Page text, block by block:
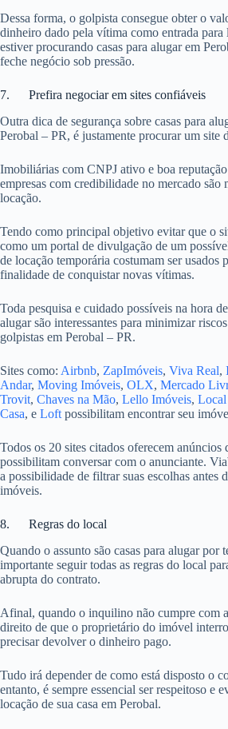
Dessa forma, o golpista consegue obter o
dinheiro dado pela vítima como entrada para
estiver procurando casas para alugar em
feche negócio sob pressão.
7. Prefira negociar em sites confiáveis
Outra dica de segurança sobre casas para
Perobal – PR, é justamente procurar um site
Imobiliárias com CNPJ ativo e boa
empresas com credibilidade no mercado são
locação.
Tendo como principal objetivo evitar que o
como um portal de divulgação de um
de locação temporária costumam ser usados
finalidade de conquistar novas vítimas.
Toda pesquisa e cuidado possíveis na hora
alugar são interessantes para minimizar
golpistas em Perobal – PR.
Sites como: Airbnb, ZapImóveis, Viva Real,
Andar, Moving Imóveis, OLX, Mercado
Trovit, Chaves na Mão, Lello Imóveis,
Casa, e Loft possibilitam encontrar seu
Todos os 20 sites citados oferecem anúncios
possibilitam conversar com o anunciante.
a possibilidade de filtrar suas escolhas antes
imóveis.
8. Regras do local
Quando o assunto são casas para alugar por
importante seguir todas as regras do local
abrupta do contrato.
Afinal, quando o inquilino não cumpre com
direito de que o proprietário do imóvel
precisar devolver o dinheiro pago.
Tudo irá depender de como está disposto o
entanto, é sempre essencial ser respeitoso e
locação de sua casa em Perobal.